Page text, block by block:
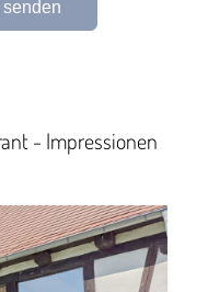
- Impressionen